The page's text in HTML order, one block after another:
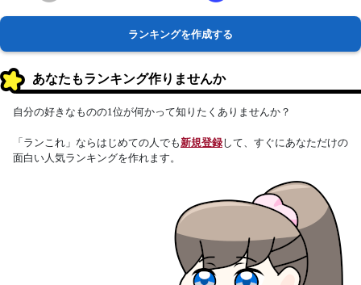
ランキングを作成する
あなたもランキング作りませんか
自分の好きなものの1位が何かって知りたくありませんか？
「ランこれ」ならはじめての人でも新規登録して、すぐにあなただけの
面白い人気ランキングを作れます。